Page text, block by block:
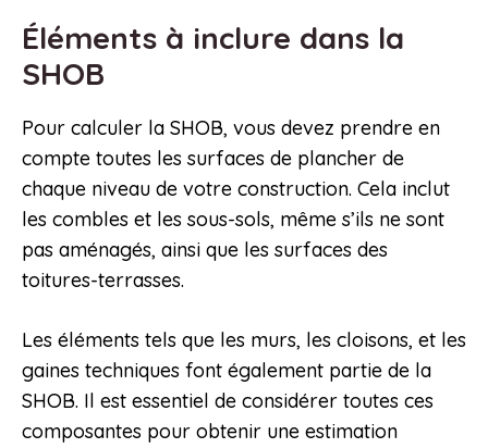
Éléments à inclure dans la
SHOB
Pour calculer la SHOB, vous devez prendre en
compte toutes les surfaces de plancher de
chaque niveau de votre construction. Cela inclut
les combles et les sous-sols, même s’ils ne sont
pas aménagés, ainsi que les surfaces des
toitures-terrasses.
Les éléments tels que les murs, les cloisons, et les
gaines techniques font également partie de la
SHOB. Il est essentiel de considérer toutes ces
composantes pour obtenir une estimation